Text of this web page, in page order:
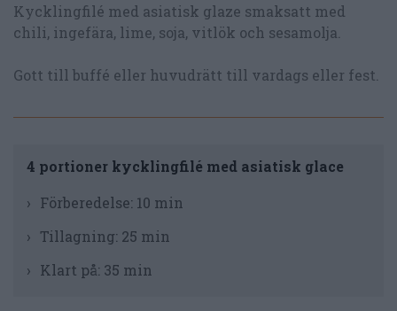
Kycklingfilé med asiatisk glaze smaksatt med
chili, ingefära, lime, soja, vitlök och sesamolja.
Gott till buffé eller huvudrätt till vardags eller fest.
4 portioner kycklingfilé med asiatisk glace
Förberedelse: 10 min
Tillagning: 25 min
Klart på: 35 min